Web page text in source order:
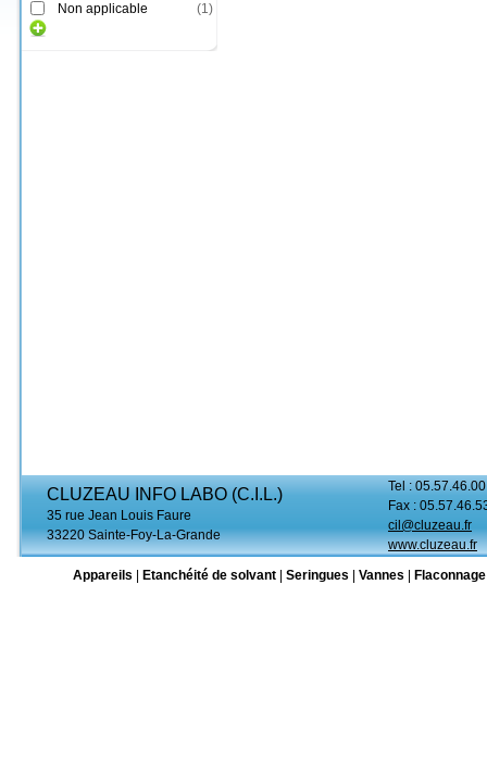
Non applicable
(1)
CLUZEAU INFO LABO (C.I.L.)
35 rue Jean Louis Faure
33220 Sainte-Foy-La-Grande
Tel :
Fax :
cil@cluzeau.fr
www.cluzeau.fr
Appareils
Etanchéité de solvant Seringues Vannes Flaconnage